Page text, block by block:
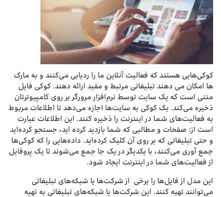
کوکی‌هایی هستند که فعالیت آنلاین ما را ردیابی می‌کنند و به مارک
ها امکان می دهند تبلیغاتی مرتبط و مفید ارائه دهند. کوکی فایل
متنی است که یک سایت توسط نرم‌افزار مرورگر بر روی کامپیوترتان
ذخیره می‌کند. یک کوکی به سایت‌ها اجازه می‌دهد تا اطلاعات مربوط
به فعالیت‌های شما در اینترنت را ذخیره کنند. این اطلاعات عبارت
است از: صفحات و مطالبی که شما بازدید کرده‌ اید، جستجو کرده‌اید
و حتی تبلیغاتی که بر روی آن کلیک کرده‌اید. داده‌هایی را که کوکی‌ها
جمع آوری می‌کنند، با یکدیگر در یک جا جمع می‌شوند تا یک پروفایل
از فعالیت‌های شما در اینترنت ایجاد شود.
این مدل از فایل‌ها را برخی از شرکت‌ها یا شبکه‌های تبلیغاتی
می‌توانند تهیه کنند. این شرکت‌ها یا شبکه‌های تبلیغاتی به تهیه